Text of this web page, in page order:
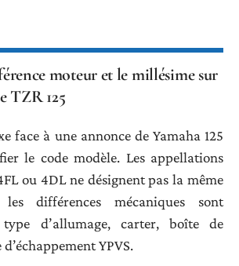
moteur et le millésime sur
TZR 125
face à une annonce de Yamaha 125
le code modèle. Les appellations
ou 4DL ne désignent pas la même
différences mécaniques sont
d’allumage, carter, boîte de
YPVS.